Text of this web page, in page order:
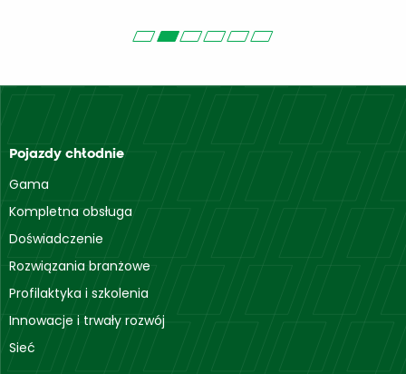
Pojazdy chłodnie
Gama
Kompletna obsługa
Doświadczenie
Rozwiązania branżowe
Profilaktyka i szkolenia
Innowacje i trwały rozwój
Sieć